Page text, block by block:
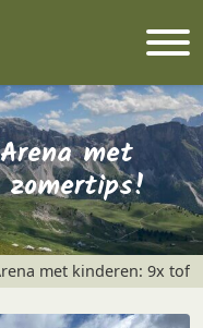
met
met kinderen: 9x